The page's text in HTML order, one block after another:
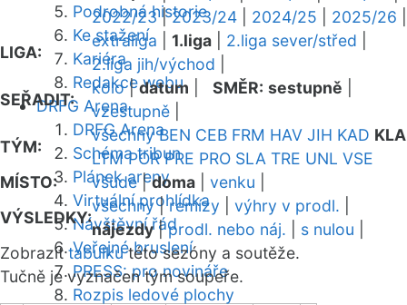
Podrobná historie
Ke stažení
Kariéra
Redakce webu
DRFG Arena
DRFG Arena
Schéma tribun
Plánek areny
Virtuální prohlídka
Návštěvní řád
Veřejné bruslení
PRESS: pro novináře
Rozpis ledové plochy
2022/23|2023/24 2024/25 2025/26
LIGA:
extraliga 1.liga 2.liga sever/střed
2.liga jih/východ
SEŘADIT:
kolo|datum SMĚR: sestupně
vzestupně
TÝM:
všechny BEN CEB FRM HAV JIH KAD KLA
LTM POR PRE PRO SLA TRE UNL VSE
MÍSTO:
všude|doma venku
VÝSLEDKY:
všechny|remízy výhry v prodl.
nájezdy|prodl. nebo náj. s nulou
Zobrazittabulkutéto sezóny a soutěže.
Tučně je vyznačen tým soupeře.